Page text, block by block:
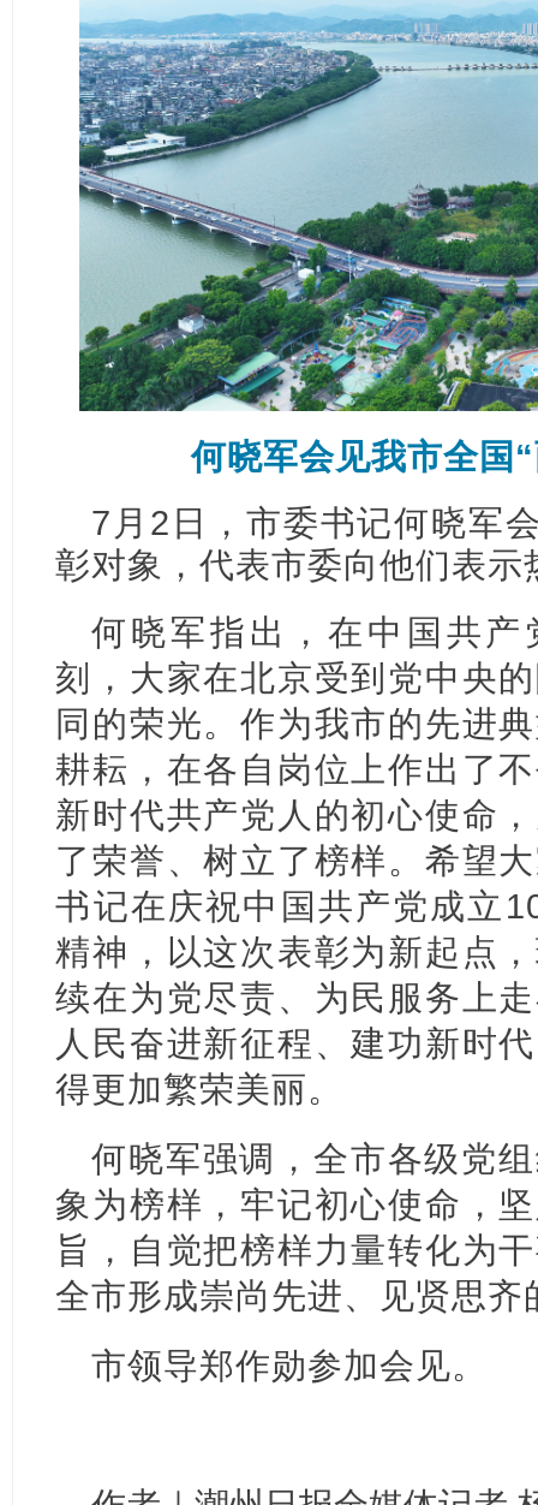
何晓军会见我市全国
7月2日，市委书记何晓军
彰对象，代表市委向他们表
何晓军指出，在中国共
刻，大家在北京受到党中央
同的荣光。作为我市的先进
耕耘，在各自岗位上作出了
新时代共产党人的初心使命
了荣誉、树立了榜样。希望
书记在庆祝中国共产党成立
精神，以这次表彰为新起点
续在为党尽责、为民服务上
人民奋进新征程、建功新时
得更加繁荣美丽。
何晓军强调，全市各级党
象为榜样，牢记初心使命，
旨，自觉把榜样力量转化为
全市形成崇尚先进、见贤思齐
市领导郑作勋参加会见。